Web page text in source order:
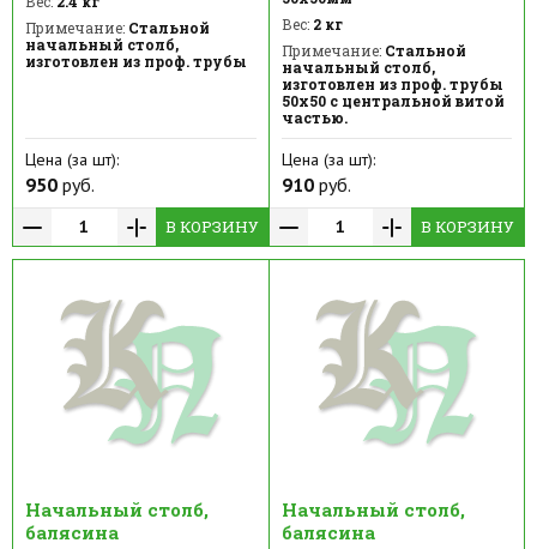
Примечание: Стальной
начальный столб,
изготовлен из проф. трубы
Цена (за шт):
950 руб.
В КОРЗИНУ
Вес:2 кг
Примечание:Стальной
начальный столб,
изготовлен из проф. трубы
50х50 с центральной витой
частью.
Цена (за шт):
910руб.
В КОРЗИНУ
Начальный столб,
балясина
Начальный столб,
балясина